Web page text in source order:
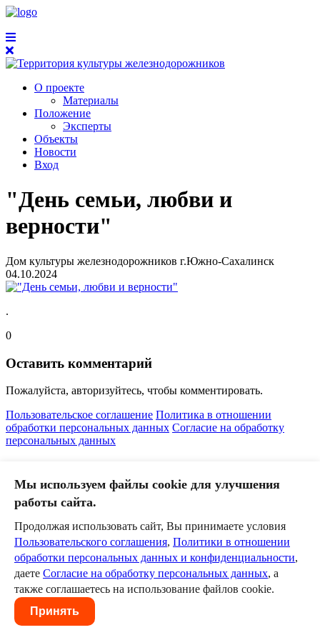
О проекте
Материалы
Положение
Эксперты
Объекты
Новости
Вход
"День семьи, любви и
верности"
Дом культуры железнодорожников г.Южно-Сахалинск
04.10.2024
.
0
Оставить комментарий
Пожалуйста, авторизуйтесь, чтобы комментировать.
Пользовательское соглашение Политика в отношении
обработки персональных данных Согласие на обработку
персональных данных
Мы используем файлы cookie для улучшения
работы сайта.
Продолжая использовать сайт, Вы принимаете условия
Пользовательского соглашения, Политики в отношении
обработки персональных данных и конфиденциальности,
даете Согласие на обработку персональных данных, а
также соглашаетесь на использование файлов cookie.
Принять